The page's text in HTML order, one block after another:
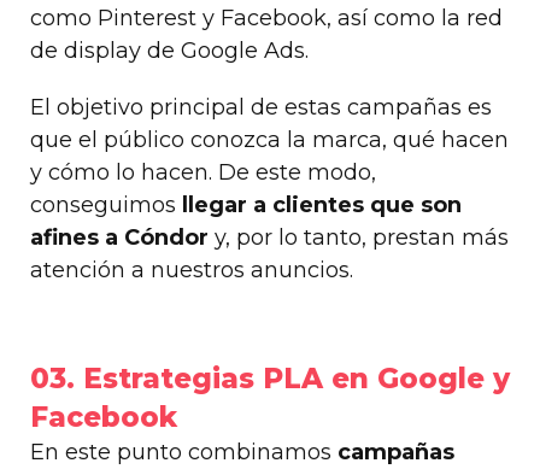
como Pinterest y Facebook, así como la red
de display de Google Ads.
El objetivo principal de estas campañas es
que el público conozca la marca, qué hacen
y cómo lo hacen. De este modo,
conseguimos
llegar a clientes que son
afines a Cóndor y, por lo tanto, prestan más
atención a nuestros anuncios.
03. Estrategias PLA en Google y
Facebook
En este punto combinamos campañas